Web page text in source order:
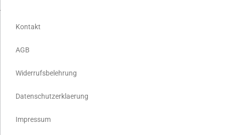
Kontakt
AGB
Widerrufsbelehrung
Datenschutzerklaerung
Impressum